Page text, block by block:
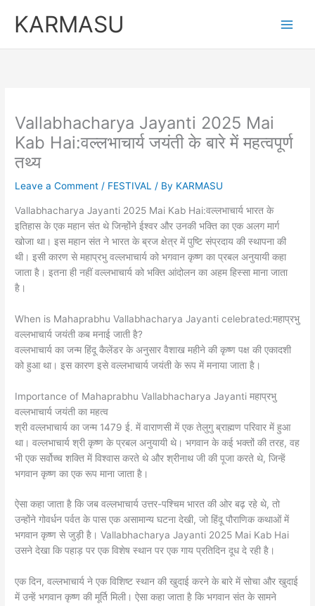
KARMASU
Vallabhacharya Jayanti 2025 Mai
Kab Hai:वल्लभाचार्य जयंती के बारे में महत्वपूर्ण
तथ्य
Leave a Comment / FESTIVAL / By KARMASU
Vallabhacharya Jayanti 2025 Mai Kab Hai:वल्लभाचार्य भारत के
इतिहास के एक महान संत थे जिन्होंने ईश्वर और उनकी भक्ति का एक अलग मार्ग
खोजा था। इस महान संत ने भारत के ब्रज क्षेत्र में पुष्टि संप्रदाय की स्थापना की
थी। इसी कारण से महाप्रभु वल्लभाचार्य को भगवान कृष्ण का प्रबल अनुयायी कहा
जाता है। इतना ही नहीं वल्लभाचार्य को भक्ति आंदोलन का अहम हिस्सा माना जाता
है।
When is Mahaprabhu Vallabhacharya Jayanti celebrated:महाप्रभु
वल्लभाचार्य जयंती कब मनाई जाती है?
वल्लभाचार्य का जन्म हिंदू कैलेंडर के अनुसार वैशाख महीने की कृष्ण पक्ष की एकादशी
को हुआ था। इस कारण इसे वल्लभाचार्य जयंती के रूप में मनाया जाता है।
Importance of Mahaprabhu Vallabhacharya Jayanti महाप्रभु
वल्लभाचार्य जयंती का महत्व
श्री वल्लभाचार्य का जन्म 1479 ई. में वाराणसी में एक तेलुगु ब्राह्मण परिवार में हुआ
था। वल्लभाचार्य श्री कृष्ण के प्रबल अनुयायी थे। भगवान के कई भक्तों की तरह, वह
भी एक सर्वोच्च शक्ति में विश्वास करते थे और श्रीनाथ जी की पूजा करते थे, जिन्हें
भगवान कृष्ण का एक रूप माना जाता है।
ऐसा कहा जाता है कि जब वल्लभाचार्य उत्तर-पश्चिम भारत की ओर बढ़ रहे थे, तो
उन्होंने गोवर्धन पर्वत के पास एक असामान्य घटना देखी, जो हिंदू पौराणिक कथाओं में
भगवान कृष्ण से जुड़ी है। Vallabhacharya Jayanti 2025 Mai Kab Hai
उसने देखा कि पहाड़ पर एक विशेष स्थान पर एक गाय प्रतिदिन दूध दे रही है।
एक दिन, वल्लभाचार्य ने एक विशिष्ट स्थान की खुदाई करने के बारे में सोचा और खुदाई
में उन्हें भगवान कृष्ण की मूर्ति मिली। ऐसा कहा जाता है कि भगवान संत के सामने